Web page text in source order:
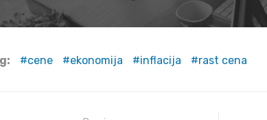
cene ekonomija inflacija rast cena